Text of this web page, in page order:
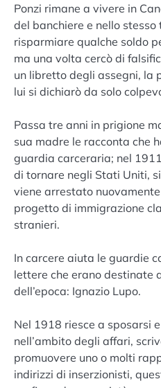
Ponzi rimane a vivere in
del banchiere e nello
risparmiare qualche soldo
ma una volta cercò di
un libretto degli assegni, la
lui si dichiarò da solo
Passa tre anni in prigione
sua madre le racconta che
guardia carceraria; nel
di tornare negli Stati Uniti,
viene arrestato
progetto di immigrazione
stranieri.
In carcere aiuta le guardie
lettere che erano destinate
dell’epoca: Ignazio Lupo.
Nel 1918 riesce a sposarsi
nell’ambito degli affari,
promuovere uno o molti
indirizzi di inserzionisti,